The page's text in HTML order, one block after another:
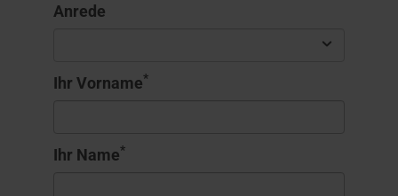
Anrede
Ihr Vorname*
Ihr Name*